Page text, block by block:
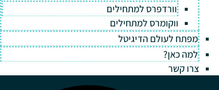
וורדפרס למתחילים
ווקומרס למתחילים
מפתח לעולם הדיגיטל
למה כאן?
צרו קשר